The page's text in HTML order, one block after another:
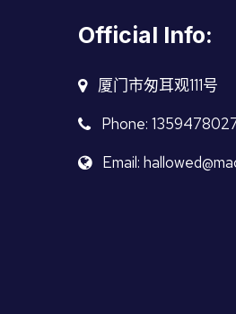
Official Info:
厦门市匆耳观111号
Phone:
Email: